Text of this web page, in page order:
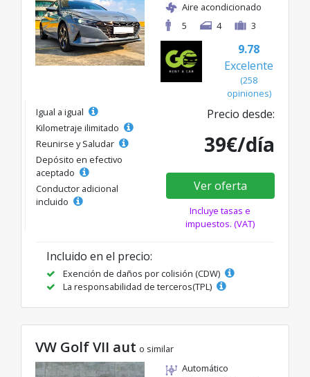
Aire acondicionado
5
4 3
9.78
Excelente
(258
opiniones)
Igual a igual
Kilometraje ilimitado
Reunirse y Saludar
Depósito en efectivo
aceptado
Conductor adicional
incluido
Precio desde:
39€/día
Ver oferta
Incluye tasas e
impuestos. (VAT)
Incluido en el precio:
Exención de daños por colisión (CDW)
La responsabilidad de terceros(TPL)
VW Golf VII aut o similar
Automático